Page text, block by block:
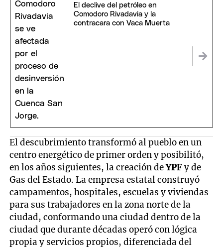
El declive del petróleo en
Comodoro Rivadavia y la
contracara con Vaca Muerta
El descubrimiento transformó al pueblo en un
centro energético de primer orden y posibilitó,
en los años siguientes, la creación deYPFy de
Gas del Estado. La empresa estatal construyó
campamentos, hospitales, escuelas y viviendas
para sus trabajadores en la zona norte de la
ciudad, conformando una ciudad dentro de la
ciudad que durante décadas operó con lógica
propia y servicios propios, diferenciada del